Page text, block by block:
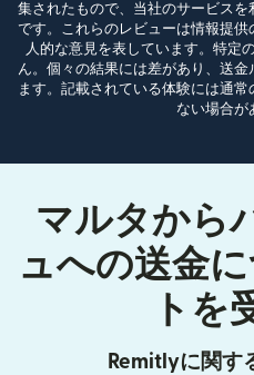
集されたもので、当社のサービス
です。これらのレビューは情報提
人的な意見を表しています。特定
ん。個々の結果には差があり、送
ます。記載されている体験には通
ない場合が
マルタから
ュへの送金
トを
Remitlyに関す